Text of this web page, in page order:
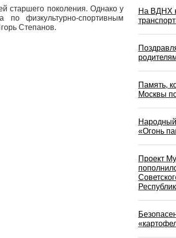
старшего поколения. Однако у
физкультурно-спортивным
Степанов.
На ВДНХ
Память,
Москвы
«Огонь
Проект